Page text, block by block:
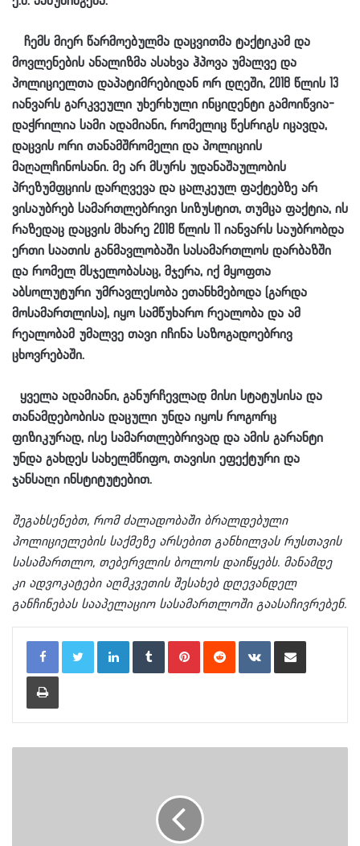
ჩემს მიერ წარმოებულმა დაცვითმა ტაქტიკამ და
მოვლენების ანალიზმა ასახვა ჰპოვა უმალვე და
პოლიციელთა დაპატიმრებიდან ორ დღეში, 2018 წლის 13
იანვარს გარკვეული უხერხული ინციდენტი გამოიწვია-
დაჭრილია სამი ადამიანი, რომელიც წესრიგს იცავდა,
დაცვის ორი თანამშრომელი და პოლიციის
მაღალჩინოსანი. მე არ მსურს უდანაშაულობის
პრეზუმფციის დარღვევა და ცალკეულ ფაქტებზე არ
ვისაუბრებ სამართლებრივი სიზუსტით, თუმცა ფაქტია, ის
რაზედაც დაცვის მხარე 2018 წლის 11 იანვარს საუბრობდა
ერთი საათის განმავლობაში სასამართლოს დარბაზში
და რომელ მსჯელობასაც, მჯერა, იქ მყოფთა
აბსოლუტური უმრავლესობა ეთანხმებოდა (გარდა
მოსამართლისა), იყო სამწუხარო რეალობა და ამ
რეალობამ უმალვე თავი იჩინა საზოგადოებრივ
ცხოვრებაში.
ყველა ადამიანი, განურჩევლად მისი სტატუსისა და
თანამდებობისა დაცული უნდა იყოს როგორც
ფიზიკურად, ისე სამართლებრივად და ამის გარანტი
უნდა გახდეს სახელმწიფო, თავისი ეფექტური და
ჯანსაღი ინსტიტუტებით.
შეგახსენებთ, რომ ძალადობაში ბრალდებული
პოლიციელების საქმეზე არსებით განხილვას რუსთავის
სასამართლო, თებერვლის ბოლოს დაიწყებს. მანამდე
კი ადვოკატები აღმკვეთის შესახებ დღევანდელ
განჩინებას სააპელაციო სასამართლოში გაასაჩივრებენ.
LinkedInTumblr PinterestReddit VKontakteShare via Email
Print